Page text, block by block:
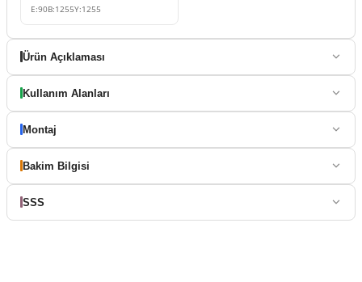
E:90B:1255Y:1255
Ürün Açıklaması
Kullanım Alanları
Montaj
Bakim Bilgisi
SSS